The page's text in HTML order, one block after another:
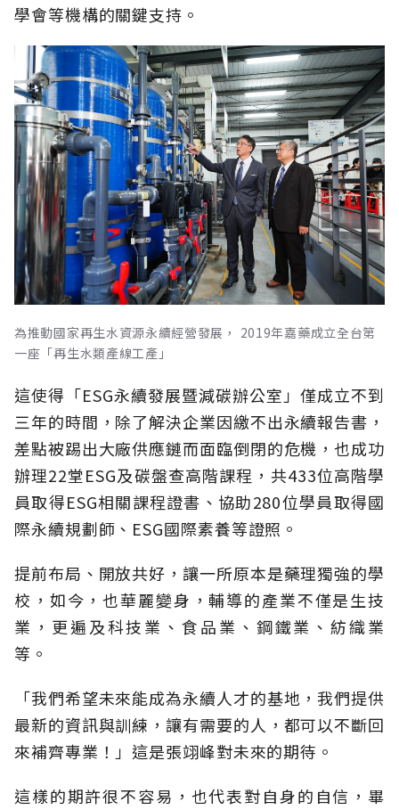
學會等機構的關鍵支持。
為推動國家再生水資源永續經營發展， 2019年嘉藥成立全台第
一座「再生水類產線工產」
這使得 「ESG永續發展暨減碳辦公室」僅成立不到
三年的時間，除了解決企業因繳不出永續報告書，
差點被踢出大廠供應鏈而面臨倒閉的危機，也成功
辦理22堂ESG及碳盤查高階課程，共433位高階學
員取得ESG相關課程證書、協助280位學員取得國
際永續規劃師、 ESG國際素養等證照。
提前布局、開放共好，讓一所原本是藥理獨強的學
校，如今，也華麗變身，輔導的產業不僅是生技
業，更遍及科技業、食品業、鋼鐵業、紡織業
等。
「我們希望未來能成為永續人才的基地，我們提供
最新的資訊與訓練，讓有需要的人，都可以不斷回
來補齊專業！」這是張翊峰對未來的期待。
這樣的期許很不容易，也代表對自身的自信，畢